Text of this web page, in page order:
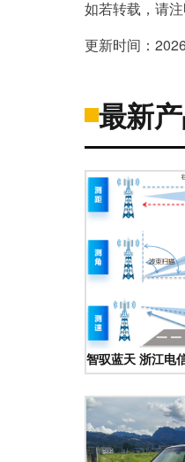
如若转载，请
更新时间：
最新
智驭蓝天 浙江电